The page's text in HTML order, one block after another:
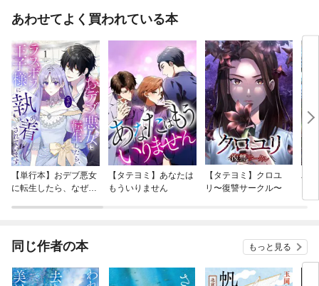
あわせてよく買われている本
【単行本】おデブ悪女
に転生したら、なぜか
【タテヨミ】あなたは
もういりません
【タテヨミ】クロユ
リ〜復讐サークル〜
バ
今
同じ作者の本 もっと見る